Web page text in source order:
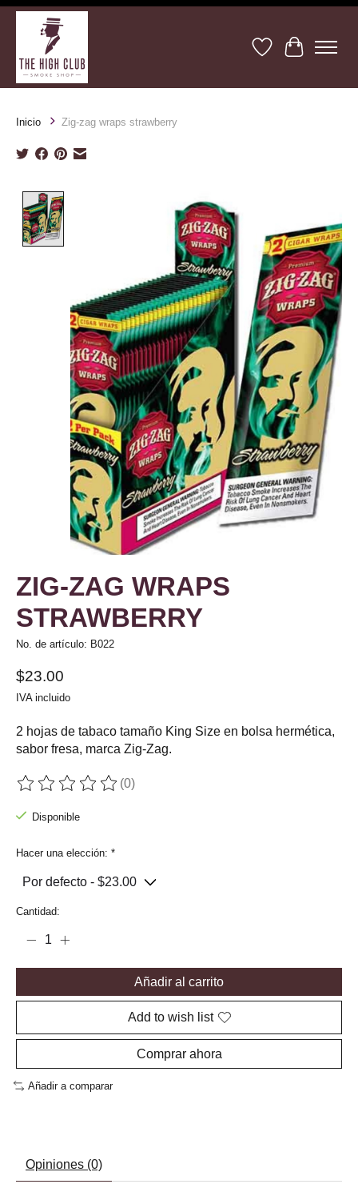
Lista de deseos
Cesta
Inicio Zig-zag wraps strawberry
Product image slideshow Items
ZIG-ZAG WRAPS
STRAWBERRY
No. de artículo: B022
$23.00
IVA incluido
2 hojas de tabaco tamaño King Size en bolsa hermética,
sabor fresa, marca Zig-Zag.
The rating of this product is
(0)
Disponible
Hacer una elección: *
Cantidad:
Añadir al carrito
Add to wish list
Comprar ahora
Añadir a comparar
Opiniones (0)